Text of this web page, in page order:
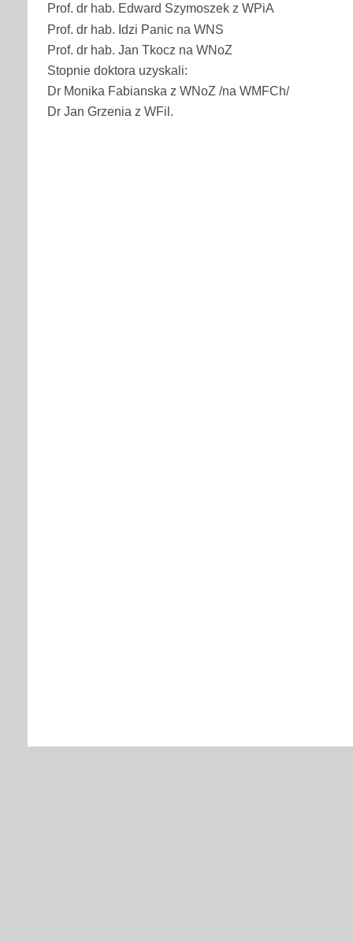
Prof. dr hab. Edward Szymoszek z WPiA
Prof. dr hab. Idzi Panic na WNS
Prof. dr hab. Jan Tkocz na WNoZ
Stopnie doktora uzyskali:
Dr Monika Fabianska z WNoZ /na WMFCh/
Dr Jan Grzenia z WFil.